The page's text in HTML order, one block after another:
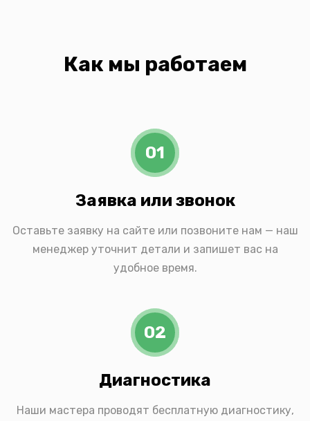
Как мы работаем
01
Заявка или звонок
Оставьте заявку на сайте или позвоните нам — наш
менеджер уточнит детали и запишет вас на
удобное время.
02
Диагностика
Наши мастера проводят бесплатную диагностику,